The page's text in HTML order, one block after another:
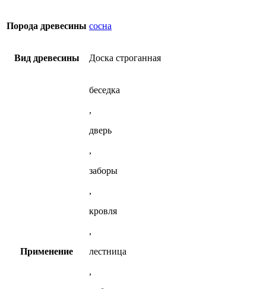
Порода древесины сосна
Вид древесины Доска строганная
Применение
беседка
,
дверь
,
заборы
,
кровля
,
лестница
,